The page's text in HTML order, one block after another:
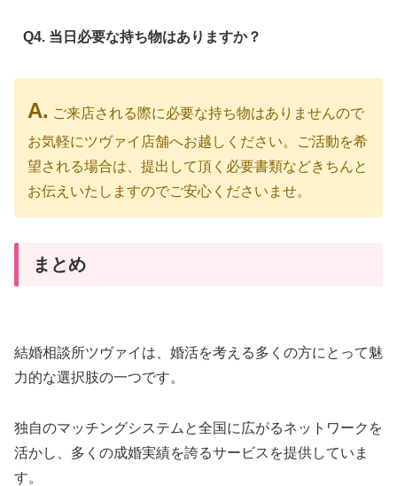
Q4. 当日必要な持ち物はありますか？
A. ご来店される際に必要な持ち物はありませんので
お気軽にツヴァイ店舗へお越しください。ご活動を希
望される場合は、提出して頂く必要書類などきちんと
お伝えいたしますのでご安心くださいませ。
まとめ
結婚相談所ツヴァイは、婚活を考える多くの方にとって魅
力的な選択肢の一つです。
独自のマッチングシステムと全国に広がるネットワークを
活かし、多くの成婚実績を誇るサービスを提供していま
す。